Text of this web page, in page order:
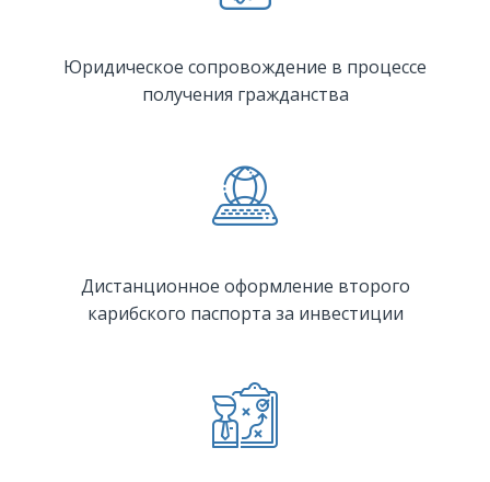
Юридическое сопровождение в процессе
получения гражданства
Дистанционное оформление второго
карибского паспорта за инвестиции